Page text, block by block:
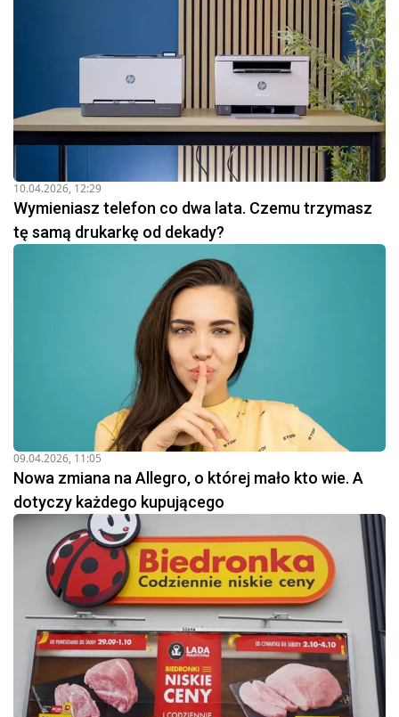
10.04.2026, 12:29
Wymieniasz telefon co dwa lata. Czemu trzymasz
tę samą drukarkę od dekady?
09.04.2026, 11:05
Nowa zmiana na Allegro, o której mało kto wie. A
dotyczy każdego kupującego